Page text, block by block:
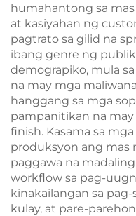
humahantong sa
at kasiyahan ng
pagtrato sa gilid na
ibang genre ng
demograpiko, mula
na may mga
hanggang sa mga
pampanitikan na
finish. Kasama sa
produksyon ang mas
paggawa na
workflow sa pag-
kinakailangan sa
kulay, at pare-